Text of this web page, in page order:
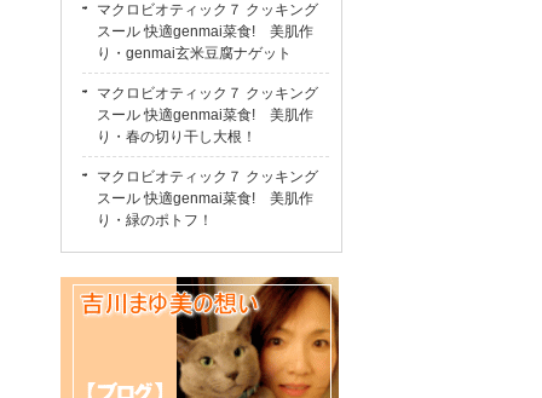
マクロビオティック７ クッキング
スール 快適genmai菜食! 美肌作
り・genmai玄米豆腐ナゲット
マクロビオティック７ クッキング
スール 快適genmai菜食! 美肌作
り・春の切り干し大根！
マクロビオティック７ クッキング
スール 快適genmai菜食! 美肌作
り・緑のポトフ！